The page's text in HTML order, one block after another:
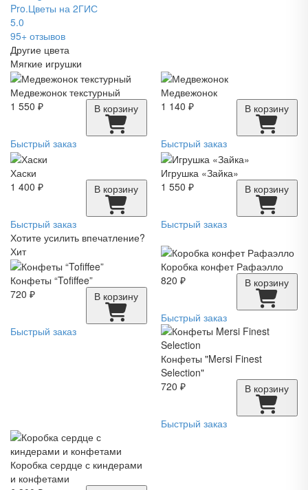
Pro.Цветы на 2ГИС
5.0
95+ отзывов
Другие цвета
Мягкие игрушки
Медвежонок текстурный
1 550 ₽
В корзину
Быстрый заказ
Медвежонок
1 140 ₽
В корзину
Быстрый заказ
Хаски
1 400 ₽
В корзину
Быстрый заказ
Игрушка «Зайка»
1 550 ₽
В корзину
Быстрый заказ
Хотите усилить впечатление?
Хит
Конфеты “Tofiffee”
720 ₽
В корзину
Быстрый заказ
Коробка конфет Рафаэлло
820 ₽
В корзину
Быстрый заказ
Конфеты "Mersi Finest
Selection"
720 ₽
В корзину
Быстрый заказ
Коробка сердце с киндерами
и конфетами